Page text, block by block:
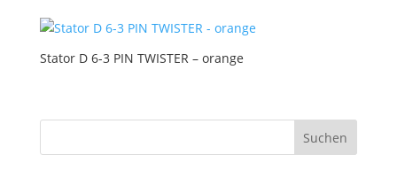
Stator D 6-3 PIN TWISTER – orange